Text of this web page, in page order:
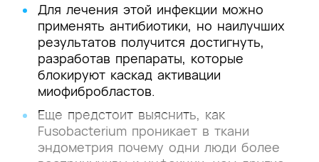
Для лечения этой инфекции можно
применять антибиотики, но наилучших
результатов получится достигнуть,
разработав препараты, которые
блокируют каскад активации
миофибробластов.
Еще предстоит выяснить, как
Fusobacterium проникает в ткани
эндометрия почему одни люди более